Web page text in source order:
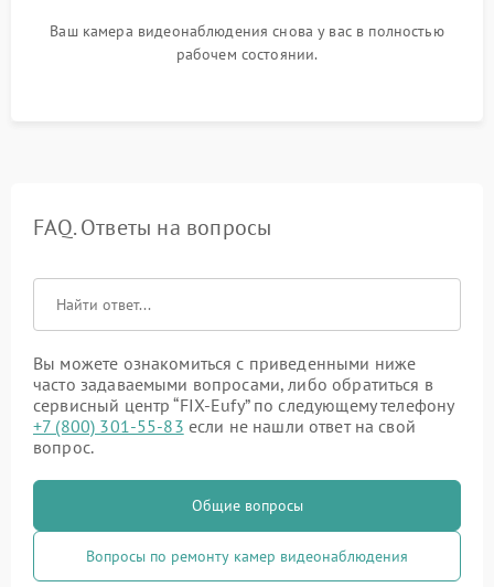
Ваш камера видеонаблюдения снова у вас в полностью
рабочем состоянии.
FAQ. Ответы на вопросы
Вы можете ознакомиться с приведенными ниже
часто задаваемыми вопросами, либо обратиться в
сервисный центр “FIX-Eufy” по следующему телефону
+7 (800) 301-55-83 если не нашли ответ на свой
вопрос.
Общие вопросы
Вопросы по ремонту камер видеонаблюдения